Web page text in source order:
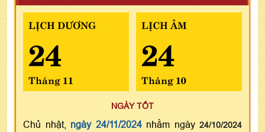
LỊCH DƯƠNG
24
Tháng 11
LỊCH ÂM
24
Tháng 10
NGÀY TỐT
Chủ nhật, ngày 24/11/2024nhằm ngày 24/10/2024